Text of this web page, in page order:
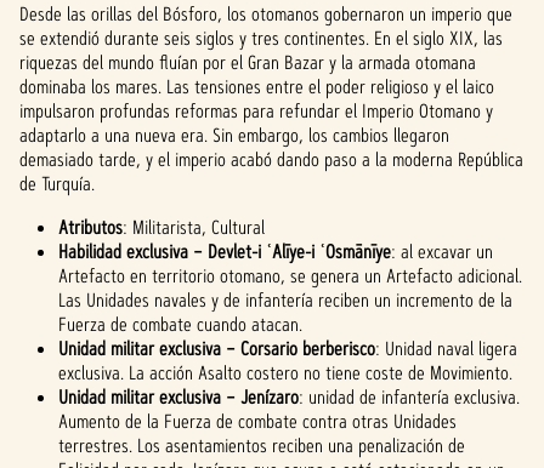
Desde las orillas del Bósforo, los otomanos gobernaron un imperio que
se extendió durante seis siglos y tres continentes. En el siglo XIX, las
riquezas del mundo fluían por el Gran Bazar y la armada otomana
dominaba los mares. Las tensiones entre el poder religioso y el laico
impulsaron profundas reformas para refundar el Imperio Otomano y
adaptarlo a una nueva era. Sin embargo, los cambios llegaron
demasiado tarde, y el imperio acabó dando paso a la moderna República
de Turquía.
Atributos: Militarista, Cultural
Habilidad exclusiva – Devlet-i ʿAlīye-i ʿOsmānīye: al excavar un
Artefacto en territorio otomano, se genera un Artefacto adicional.
Las Unidades navales y de infantería reciben un incremento de la
Fuerza de combate cuando atacan.
Unidad militar exclusiva – Corsario berberisco: Unidad naval ligera
exclusiva. La acción Asalto costero no tiene coste de Movimiento.
Unidad militar exclusiva – Jenízaro: unidad de infantería exclusiva.
Aumento de la Fuerza de combate contra otras Unidades
terrestres. Los asentamientos reciben una penalización de